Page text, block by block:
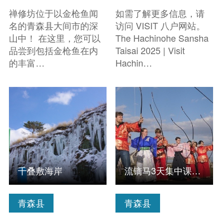
禅修坊位于以金枪鱼闻
名的青森县大间市的深
山中！ 在这里，您可以
品尝到包括金枪鱼在内
的丰富…
如需了解更多信息，请
访问 VISIT 八户网站。
The Hachinohe Sansha
Taisai 2025 | Visit
Hachin…
青森县
查看信息
千叠敷海岸
青森县
查看信息
流镝马3天集中课程套餐